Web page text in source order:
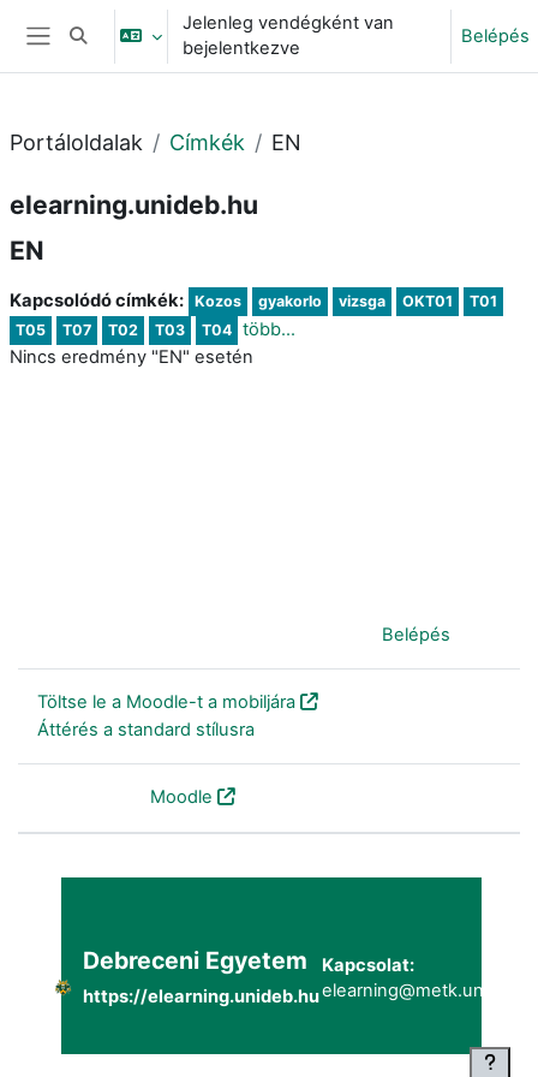
Tovább a fő tartalomhoz
Oldalpanel
Keresési bemeneti adatok váltása
Jelenleg vendégként van
bejelentkezve
Belépés
Portáloldalak Címkék EN
elearning.unideb.hu
EN
Kapcsolódó címkék: Kozos gyakorlo vizsga OKT01
T01
T05
T07 T02 T03 T04
több...
Nincs eredmény "EN" esetén
Belépés
Töltse le a Moodle-t a mobiljára
Áttérés a standard stílusra
Moodle
Debreceni Egyetem
https://elearning.unideb.hu
Kapcsolat: